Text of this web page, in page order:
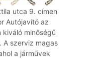
utca 9. címen
Autójavító az
kiváló minőségű
A szerviz magas
a járművek